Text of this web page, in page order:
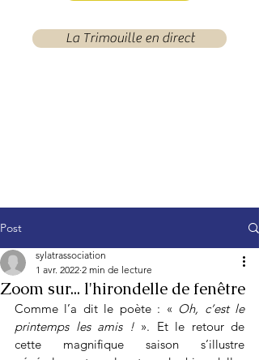
La Trimouille en direct
Post
Zoom sur... l'hirondelle de fenêtre
sylatrassociation
1 avr. 2022 2 min de lecture
Comme l’a dit le poète : « Oh, c’est le
printemps les amis ! ». Et le retour de
cette magnifique saison s’illustre